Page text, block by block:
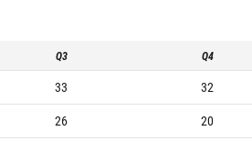
Q3 Q4
33 32
26 20